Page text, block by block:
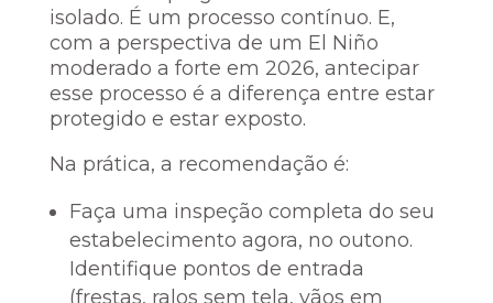
isolado. É um processo contínuo. E,
com a perspectiva de um El Niño
moderado a forte em 2026, antecipar
esse processo é a diferença entre estar
protegido e estar exposto.
Na prática, a recomendação é:
Faça uma inspeção completa do seu
estabelecimento agora, no outono.
Identifique pontos de entrada
(frestas, ralos sem tela, vãos em